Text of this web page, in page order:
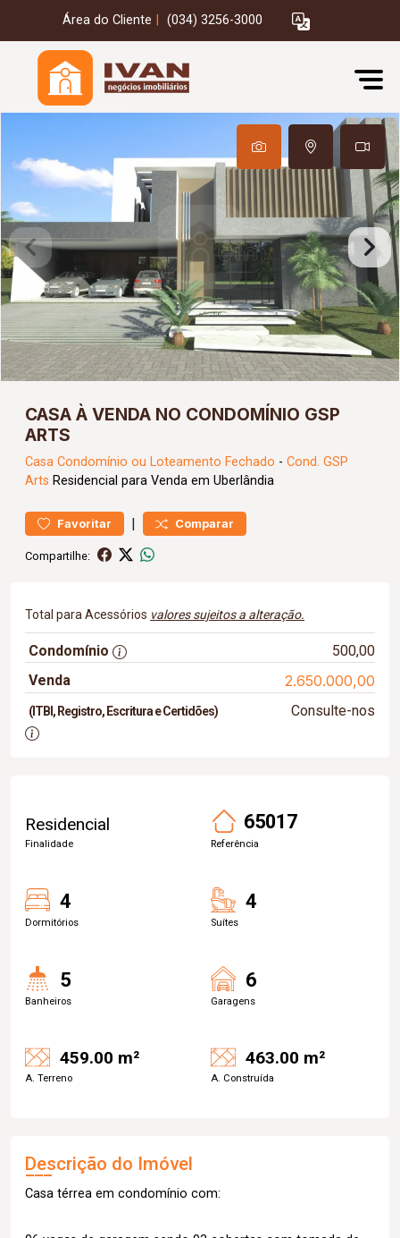
Área do Cliente (034) 3256-3000
CASA À VENDA NO CONDOMÍNIO GSP
ARTS
Casa Condomínio ou Loteamento Fechado - Cond. GSP
Arts Residencial para Venda em Uberlândia
Favoritar | Comparar
Compartilhe:
Total para Acessórios valores sujeitos a alteração.
Condomínio
500,00
Venda
2.650.000,00
(ITBI, Registro, Escritura e Certidões) Consulte-nos
Residencial
Finalidade
65017
Referência
4
Dormitórios
4
Suítes
5
Banheiros
6
Garagens
459.00 m²
A. Terreno
463.00 m²
A. Construída
Descrição do Imóvel
Casa térrea em condomínio com: